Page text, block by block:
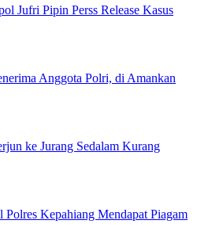
Jufri Pipin Perss Release Kasus
Anggota Polri, di Amankan
ke Jurang Sedalam Kurang
Kepahiang Mendapat Piagam